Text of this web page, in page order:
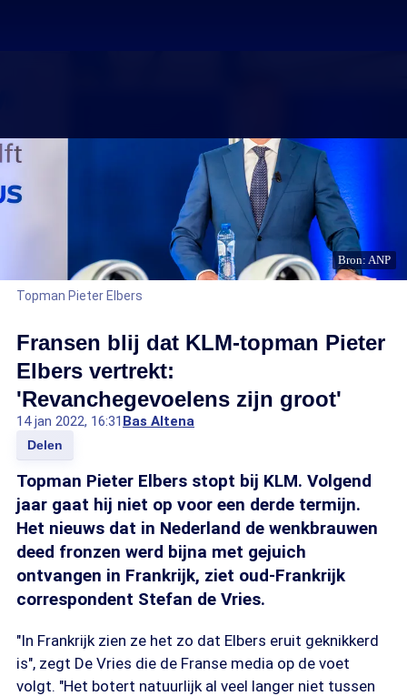
Bron: ANP
Topman Pieter Elbers
Fransen blij dat KLM-topman Pieter
Elbers vertrekt:
'Revanchegevoelens zijn groot'
14 jan 2022, 16:31 Bas Altena
Delen
Topman Pieter Elbers stopt bij KLM. Volgend
jaar gaat hij niet op voor een derde termijn.
Het nieuws dat in Nederland de wenkbrauwen
deed fronzen werd bijna met gejuich
ontvangen in Frankrijk, ziet oud-Frankrijk
correspondent Stefan de Vries.
"In Frankrijk zien ze het zo dat Elbers eruit geknikkerd
is", zegt De Vries die de Franse media op de voet
volgt. "Het botert natuurlijk al veel langer niet tussen